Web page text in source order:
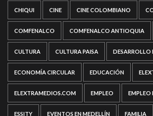
CHIQUI CINE CINE COLOMBIANO
COMFENALCO COMFENALCO ANTIOQUIA
CULTURA CULTURA PAISA DESARROLLO
ECONOMÍA CIRCULAR EDUCACIÓN
ELEXTRAMEDIOS.COM EMPLEO EMPLEO
ESSITY EVENTOS EN MEDELLÍN FAMILIA